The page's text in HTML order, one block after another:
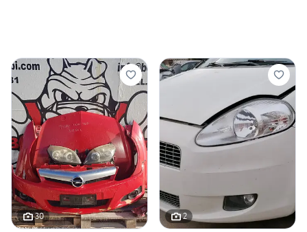
30 2